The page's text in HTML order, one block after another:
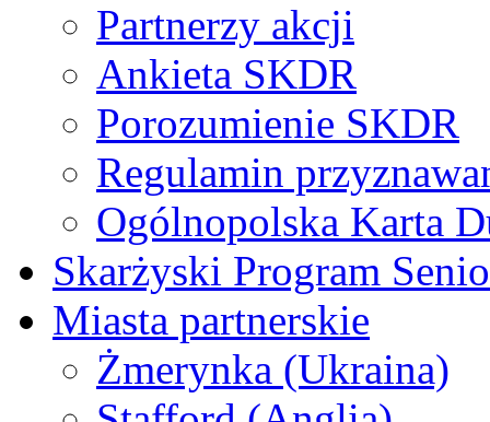
Partnerzy akcji
Ankieta SKDR
Porozumienie SKDR
Regulamin
Ogólnopolska Karta
Skarżyski Program
Miasta partnerskie
Żmerynka (Ukraina)